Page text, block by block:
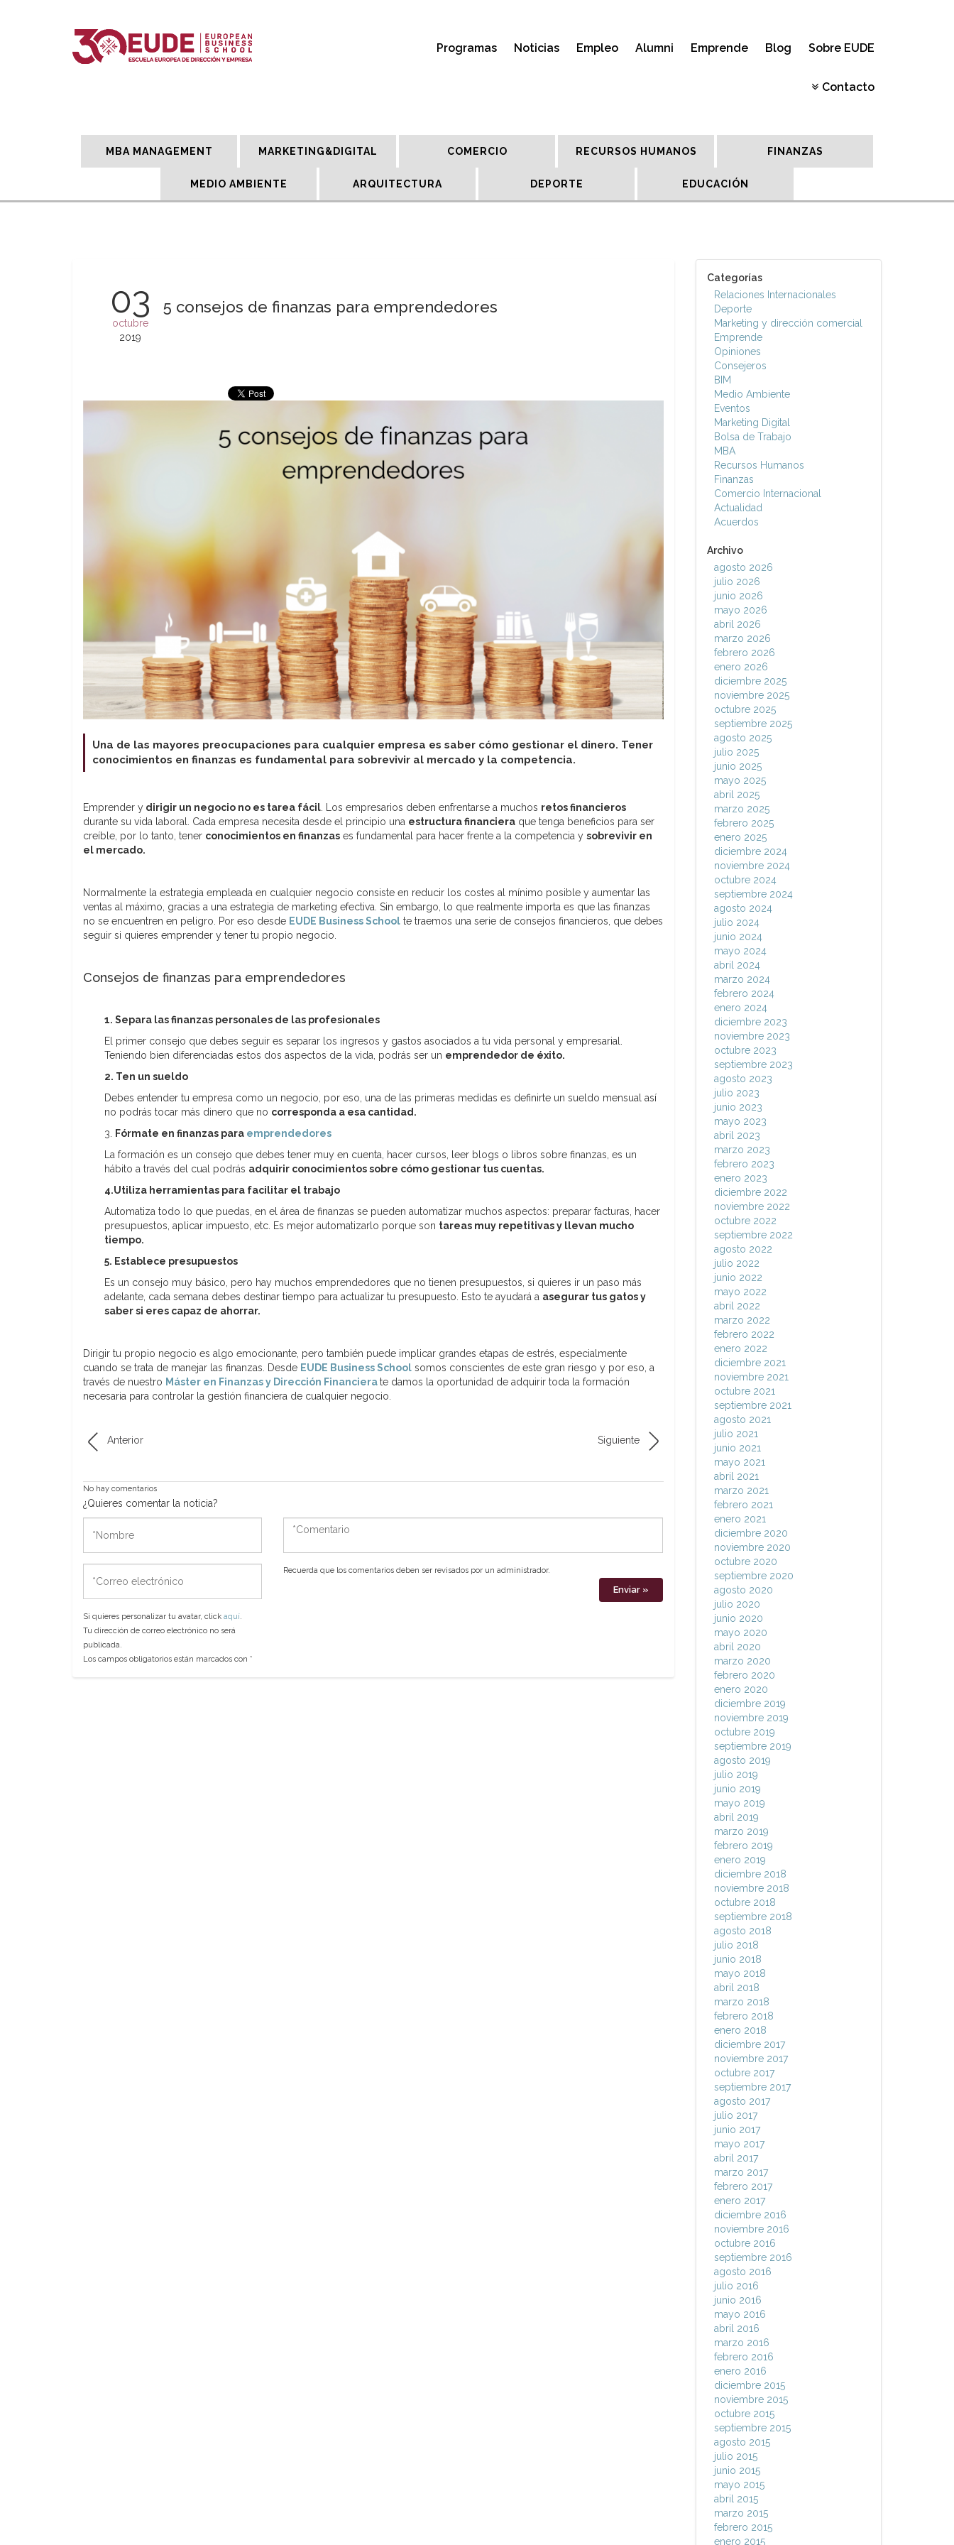
Programas Noticias Empleo Alumni Emprende Blog Sobre EUDE
Contacto
MBA MANAGEMENT MARKETING&DIGITAL COMERCIO RECURSOS HUMANOS FINANZAS
MEDIO AMBIENTE ARQUITECTURA DEPORTE EDUCACIÓN
03
octubre
2019
5 consejos de finanzas para emprendedores
Una de las mayores preocupaciones para cualquier empresa es saber cómo gestionar el dinero. Tener
conocimientos en finanzas es fundamental para sobrevivir al mercado y la competencia.
Emprender y dirigir un negocio no es tarea fácil . Los empresarios deben enfrentarse a muchos retos financieros
durante su vida laboral. Cada empresa necesita desde el principio una estructura financiera que tenga beneficios para ser
creíble, por lo tanto, tener conocimientos en finanzas es fundamental para hacer frente a la competencia y sobrevivir en
el mercado.
Normalmente la estrategia empleada en cualquier negocio consiste en reducir los costes al mínimo posible y aumentar las
ventas al máximo, gracias a una estrategia de marketing efectiva. Sin embargo, lo que realmente importa es que las finanzas
no se encuentren en peligro. Por eso desde EUDE Business School te traemos una serie de consejos financieros, que debes
seguir si quieres emprender y tener tu propio negocio.
Consejos de finanzas para emprendedores
1. Separa las finanzas personales de las profesionales
El primer consejo que debes seguir es separar los ingresos y gastos asociados a tu vida personal y empresarial.
Teniendo bien diferenciadas estos dos aspectos de la vida, podrás ser un emprendedor de éxito.
2. Ten un sueldo
Debes entender tu empresa como un negocio, por eso, una de las primeras medidas es definirte un sueldo mensual así
no podrás tocar más dinero que no corresponda a esa cantidad.
3.
Fórmate en finanzas para emprendedores
La formación es un consejo que debes tener muy en cuenta, hacer cursos, leer blogs o libros sobre finanzas, es un
hábito a través del cual podrás adquirir conocimientos sobre cómo gestionar tus cuentas.
4.Utiliza herramientas para facilitar el trabajo
Automatiza todo lo que puedas, en el área de finanzas se pueden automatizar muchos aspectos: preparar facturas, hacer
presupuestos, aplicar impuesto, etc. Es mejor automatizarlo porque son tareas muy repetitivas y llevan mucho
tiempo.
5. Establece presupuestos
Es un consejo muy básico, pero hay muchos emprendedores que no tienen presupuestos, si quieres ir un paso más
adelante, cada semana debes destinar tiempo para actualizar tu presupuesto. Esto te ayudará a asegurar tus gatos y
saber si eres capaz de ahorrar.
Dirigir tu propio negocio es algo emocionante, pero también puede implicar grandes etapas de estrés, especialmente
cuando se trata de manejar las finanzas. Desde EUDE Business School somos conscientes de este gran riesgo y por eso, a
través de nuestro Máster en Finanzas y Dirección Financierate damos la oportunidad de adquirir toda la formación
necesaria para controlar la gestión financiera de cualquier negocio.
Anterior Siguiente
No hay comentarios
¿Quieres comentar la noticia?
electrónico
Si quieres personalizar tu avatar, click aquí.
Tu dirección de correo electrónico no será
publicada.
Los campos obligatorios están marcados con *
*Comentario
Recuerda que los comentarios deben ser revisados por un administrador.
Categorías
Relaciones Internacionales
Deporte
Marketing y dirección comercial
Emprende
Opiniones
Consejeros
BIM
Medio Ambiente
Eventos
Marketing Digital
Bolsa de Trabajo
MBA
Recursos Humanos
Finanzas
Comercio Internacional
Actualidad
Acuerdos
Archivo
agosto 2026
julio 2026
junio 2026
mayo 2026
abril 2026
marzo 2026
febrero 2026
enero 2026
diciembre 2025
noviembre 2025
octubre 2025
septiembre 2025
agosto 2025
julio 2025
junio 2025
mayo 2025
abril 2025
marzo 2025
febrero 2025
enero 2025
diciembre 2024
noviembre 2024
octubre 2024
septiembre 2024
agosto 2024
julio 2024
junio 2024
mayo 2024
abril 2024
marzo 2024
febrero 2024
enero 2024
diciembre 2023
noviembre 2023
octubre 2023
septiembre 2023
agosto 2023
julio 2023
junio 2023
mayo 2023
abril 2023
marzo 2023
febrero 2023
enero 2023
diciembre 2022
noviembre 2022
octubre 2022
septiembre 2022
agosto 2022
julio 2022
junio 2022
mayo 2022
abril 2022
marzo 2022
febrero 2022
enero 2022
diciembre 2021
noviembre 2021
octubre 2021
septiembre 2021
agosto 2021
julio 2021
junio 2021
mayo 2021
abril 2021
marzo 2021
febrero 2021
enero 2021
diciembre 2020
noviembre 2020
octubre 2020
septiembre 2020
agosto 2020
julio 2020
junio 2020
mayo 2020
abril 2020
marzo 2020
febrero 2020
enero 2020
diciembre 2019
noviembre 2019
octubre 2019
septiembre 2019
agosto 2019
julio 2019
junio 2019
mayo 2019
abril 2019
marzo 2019
febrero 2019
enero 2019
diciembre 2018
noviembre 2018
octubre 2018
septiembre 2018
agosto 2018
julio 2018
junio 2018
mayo 2018
abril 2018
marzo 2018
febrero 2018
enero 2018
diciembre 2017
noviembre 2017
octubre 2017
septiembre 2017
agosto 2017
julio 2017
junio 2017
mayo 2017
abril 2017
marzo 2017
febrero 2017
enero 2017
diciembre 2016
noviembre 2016
octubre 2016
septiembre 2016
agosto 2016
julio 2016
junio 2016
mayo 2016
abril 2016
marzo 2016
febrero 2016
enero 2016
diciembre 2015
noviembre 2015
octubre 2015
septiembre 2015
agosto 2015
julio 2015
junio 2015
mayo 2015
abril 2015
marzo 2015
febrero 2015
enero 2015